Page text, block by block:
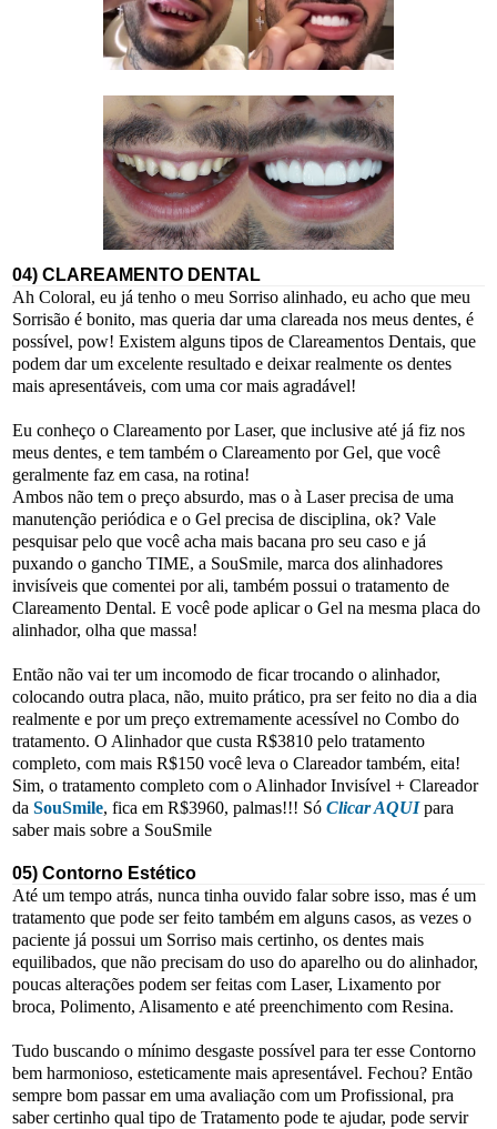
04) CLAREAMENTO DENTAL
Ah Coloral, eu já tenho o meu Sorriso alinhado, eu acho que meu
Sorrisão é bonito, mas queria dar uma clareada nos meus dentes, é
possível, pow! Existem alguns tipos de Clareamentos Dentais, que
podem dar um excelente resultado e deixar realmente os dentes
mais apresentáveis, com uma cor mais agradável!
Eu conheço o Clareamento por Laser, que inclusive até já fiz nos
meus dentes, e tem também o Clareamento por Gel, que você
geralmente faz em casa, na rotina!
Ambos não tem o preço absurdo, mas o à Laser precisa de uma
manutenção periódica e o Gel precisa de disciplina, ok? Vale
pesquisar pelo que você acha mais bacana pro seu caso e já
puxando o gancho TIME, a SouSmile, marca dos alinhadores
invisíveis que comentei por ali, também possui o tratamento de
Clareamento Dental. E você pode aplicar o Gel na mesma placa do
alinhador, olha que massa!
Então não vai ter um incomodo de ficar trocando o alinhador,
colocando outra placa, não, muito prático, pra ser feito no dia a dia
realmente e por um preço extremamente acessível no Combo do
tratamento. O Alinhador que custa R$3810 pelo tratamento
completo, com mais R$150 você leva o Clareador também, eita!
Sim, o tratamento completo com o Alinhador Invisível + Clareador
da SouSmile, fica em R$3960, palmas!!! Só Clicar AQUIpara
saber mais sobre a SouSmile
05) Contorno Estético
Até um tempo atrás, nunca tinha ouvido falar sobre isso, mas é um
tratamento que pode ser feito também em alguns casos, as vezes o
paciente já possui um Sorriso mais certinho, os dentes mais
equilibados, que não precisam do uso do aparelho ou do alinhador,
poucas alterações podem ser feitas com Laser, Lixamento por
broca, Polimento, Alisamento e até preenchimento com Resina.
Tudo buscando o mínimo desgaste possível para ter esse Contorno
bem harmonioso, esteticamente mais apresentável. Fechou? Então
sempre bom passar em uma avaliação com um Profissional, pra
saber certinho qual tipo de Tratamento pode te ajudar, pode servir